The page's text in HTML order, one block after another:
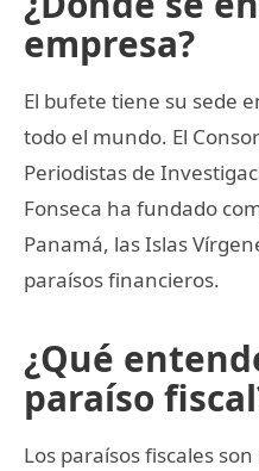
empresa?
El bufete tiene su sede
todo el mundo. El
Periodistas de
Fonseca ha fundado
Panamá, las Islas
paraísos financieros.
¿Qué
paraíso
Los paraísos fiscales